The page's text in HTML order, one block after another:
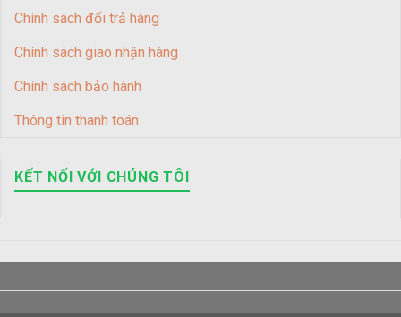
Chính sách đổi trả hàng
Chính sách giao nhận hàng
Chính sách bảo hành
Thông tin thanh toán
KẾT NỐI VỚI CHÚNG TÔI